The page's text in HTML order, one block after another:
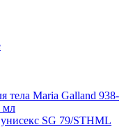
тела Maria Galland 938-
мл
SG 79/STHML